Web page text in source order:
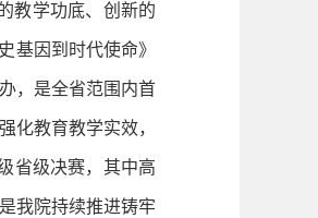
教学功底、创新的
基因到时代使命》
，是全省范围内首
化教育教学实效，
省级决赛，其中高
我院持续推进铸牢